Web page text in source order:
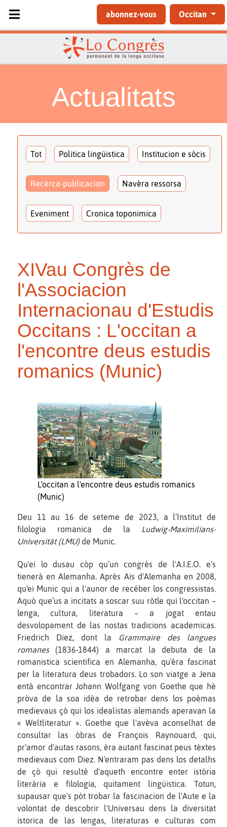
Sélectionnez votre langue
abonnez-vous Occitan
Actualitats
Tot Politica lingüistica Institucion e sòcis
Recèrca-publicacion Navèra ressorsa
Eveniment Cronica toponimica
XIVau Congrès de
l'Associacion
Internacionau d'Estudis
Occitans : L'occitan a
l'encontre deus estudis
romanics (Munic)
L'occitan a l'encontre deus estudis romanics
(Munic)
Deu 11 au 16 de seteme de 2023, a l’Institut de
filologia romanica de la
Ludwig-Maximilians-
Universität (LMU)de Munic.
Qu'ei lo dusau còp qu’un congrès de l'A.I.E.O. e's
tienerà en Alemanha. Après Ais d'Alemanha en 2008,
qu'ei Munic qui a l'aunor de recéber los congressistas.
Aquò que’us a incitats a soscar suu ròtle qui l'occitan –
lenga, cultura, literatura – a jogat entau
desvolopament de las nostas tradicions academicas.
Friedrich Diez, dont la
Grammaire des langues
romanes(1836-1844) a marcat la debuta de la
romanistica scientifica en Alemanha, qu'èra fascinat
per la literatura deus trobadors. Lo son viatge a Jena
entà encontrar Johann Wolfgang von Goethe que hè
pròva de la soa idèa de retrobar dens los poèmas
medievaus çò qui los idealistas alemands aperavan la
« Weltliteratur ». Goethe que l'avèva aconselhat de
consultar las òbras de François Raynouard, qui,
pr'amor d'autas rasons, èra autant fascinat peus tèxtes
medievaus com Diez. N'entraram pas dens los detalhs
de çò qui resultè d'aqueth encontre enter istòria
literària e filologia, quitament lingüistica. Totun,
supausar que's pòt trobar la fascinacion de l'Aute e la
volontat de descobrir l'Universau dens la diversitat
istorica de las lengas, literaturas e culturas com